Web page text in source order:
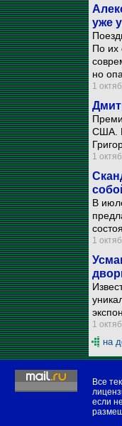
уже
По их
но
1
США.
1
В
1
1
на
Все
если